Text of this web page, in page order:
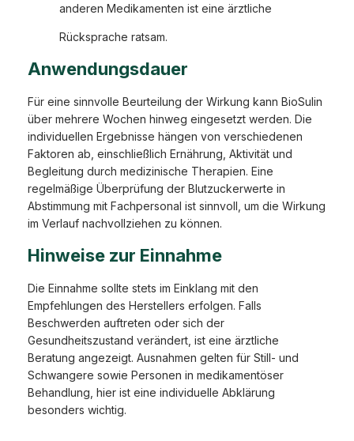
anderen Medikamenten ist eine ärztliche
Rücksprache ratsam.
Anwendungsdauer
Für eine sinnvolle Beurteilung der Wirkung kann BioSulin
über mehrere Wochen hinweg eingesetzt werden. Die
individuellen Ergebnisse hängen von verschiedenen
Faktoren ab, einschließlich Ernährung, Aktivität und
Begleitung durch medizinische Therapien. Eine
regelmäßige Überprüfung der Blutzuckerwerte in
Abstimmung mit Fachpersonal ist sinnvoll, um die Wirkung
im Verlauf nachvollziehen zu können.
Hinweise zur Einnahme
Die Einnahme sollte stets im Einklang mit den
Empfehlungen des Herstellers erfolgen. Falls
Beschwerden auftreten oder sich der
Gesundheitszustand verändert, ist eine ärztliche
Beratung angezeigt. Ausnahmen gelten für Still- und
Schwangere sowie Personen in medikamentöser
Behandlung, hier ist eine individuelle Abklärung
besonders wichtig.